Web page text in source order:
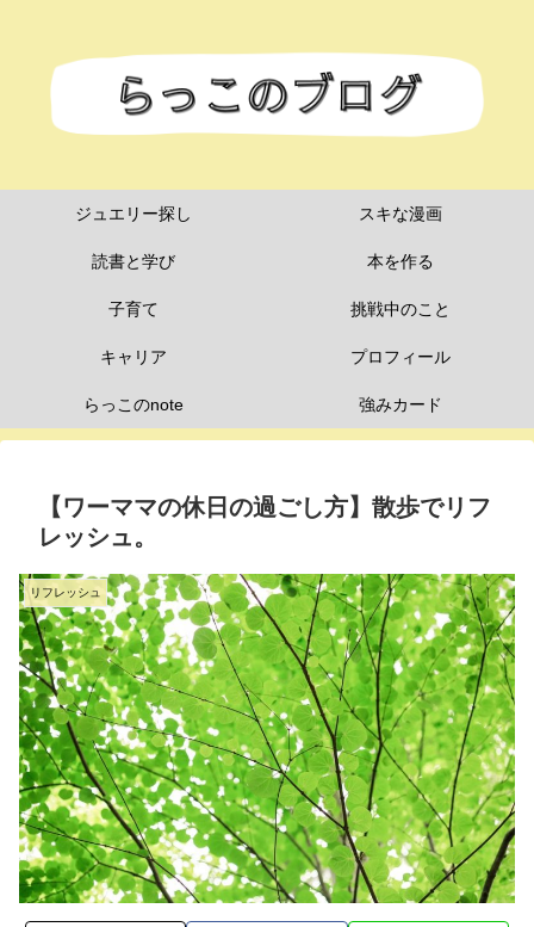
ジュエリー探し スキな漫画
読書と学び 本を作る
子育て 挑戦中のこと
キャリア プロフィール
らっこのnote 強みカード
【ワーママの休日の過ごし方】散歩でリフ
レッシュ。
リフレッシュ